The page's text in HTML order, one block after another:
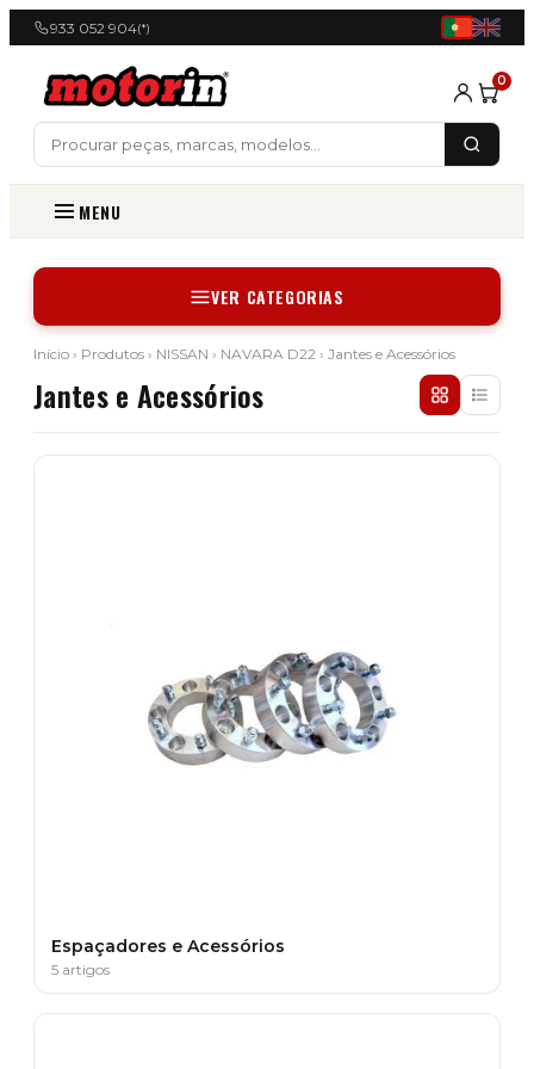
933 052 904(*)
0
MENU
VER CATEGORIAS
Início › Produtos › NISSAN › NAVARA D22 › Jantes e Acessórios
Jantes e Acessórios
Espaçadores e Acessórios
5 artigos